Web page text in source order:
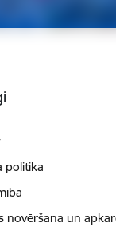
politika
novēršana un